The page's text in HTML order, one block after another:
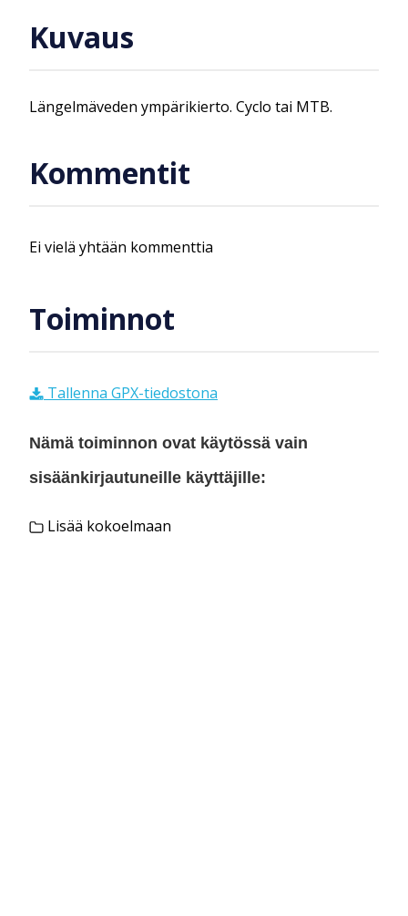
Kuvaus
Längelmäveden ympärikierto. Cyclo tai MTB.
Kommentit
Ei vielä yhtään kommenttia
Toiminnot
Tallenna GPX-tiedostona
Nämä toiminnon ovat käytössä vain
sisäänkirjautuneille käyttäjille:
Lisää kokoelmaan